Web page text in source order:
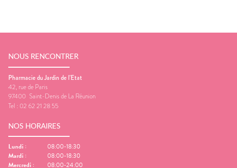
NOUS RENCONTRER
Pharmacie du Jardin de l'Etat
42, rue de Paris
97400 Saint-Denis de La Réunion
Tel : 02 62 21 28 55
NOS HORAIRES
Lundi :
08:00-18:30
Mardi :
08:00-18:30
Mercredi :
08:00-24:00